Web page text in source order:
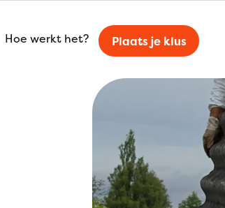
Hoe werkt het? Plaats je klus